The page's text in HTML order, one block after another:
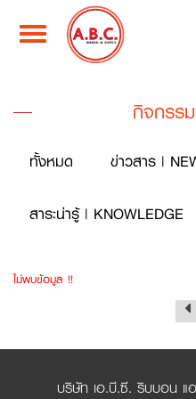
Toggle
navigation
กิจกรร
ทั้งหมด ข่าวสาร |
สาระน่ารู้ | KNOWLEDGE
ไม่พบข้อมูล !!
บริษัท เอ.บี.ซี. ริบบอน